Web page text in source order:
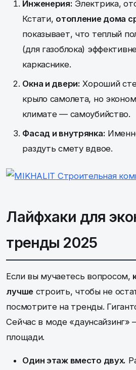
Инженерия: Электрика,
Кстати, отопление дома
показывает, что теплый
(для газоблока)
каркаснике.
Окна и двери: Хороший
крыло самолета, но
климате — самоубийство.
Фасад и внутрянка:
раздуть смету вдвое.
Лайфхаки для
тренды 2025
Если вы мучаетесь вопросом,
лучше строить, чтобы не
посмотрите на тренды.
Сейчас в моде
площади.
Один этаж вместо двух.